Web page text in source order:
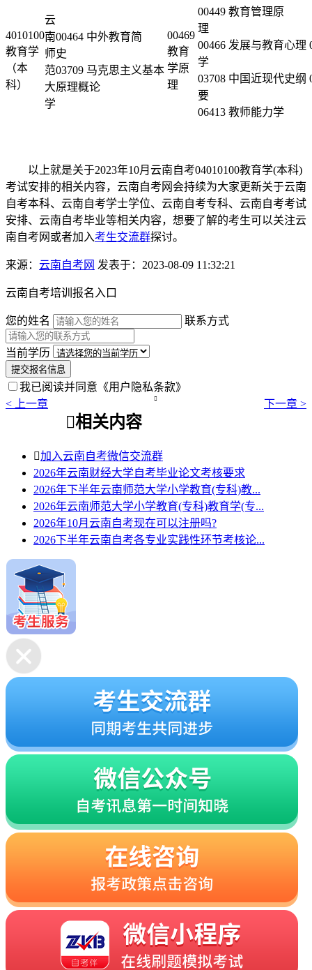
4010100
教育学
（本
科）
云
南
师
范
大
学
00464 中外教育简
史
03709 马克思主义基本
原理概论
00469
教育
学原
理
00449 教育管理原
理
00466 发展与教育心理
学
03708 中国近现代史纲
要
06413 教师能力学
以上就是关于2023年10月云南自考04010100教育学(本科)
考试安排的相关内容，云南自考网会持续为大家更新关于云南
自考本科、云南自考学士学位、云南自考专科、云南自考考试
安排、云南自考毕业等相关内容，想要了解的考生可以关注云
南自考网或者加入考生交流群探讨。
来源： 云南自考网 发表于：2023-08-09 11:32:21
云南自考培训报名入口
您的姓名 联系方式
当前学历
提交报名信息
我已阅读并同意 《用户隐私条款》
< 上一章
 下一章 >
相关内容
加入云南自考微信交流群
2026年云南财经大学自考毕业论文考核要求
2026年下半年云南师范大学小学教育(专科)教...
2026年云南师范大学小学教育(专科)教育学(专...
2026年10月云南自考现在可以注册吗?
2026下半年云南自考各专业实践性环节考核论...